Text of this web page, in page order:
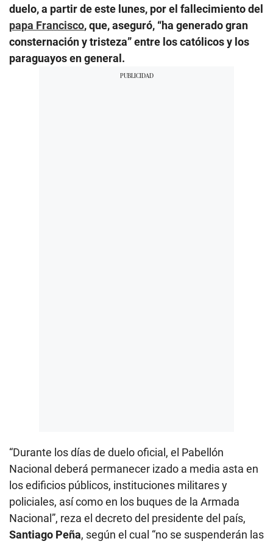
duelo, a partir de este lunes, por el fallecimiento del
papa Francisco, que, aseguró, “ha generado gran
consternación y tristeza” entre los católicos y los
paraguayos en general.
“Durante los días de duelo oficial, el Pabellón
Nacional deberá permanecer izado a media asta en
los edificios públicos, instituciones militares y
policiales, así como en los buques de la Armada
Nacional”, reza el decreto del presidente del país,
Santiago Peña, según el cual “no se suspenderán las